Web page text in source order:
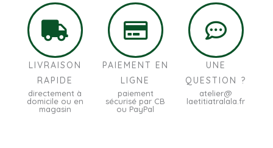
LIVRAISON
RAPIDE
directement à
domicile ou en
magasin
PAIEMENT EN
LIGNE
paiement
sécurisé par CB
ou PayPal
UNE
QUESTION ?
atelier@
laetitiatralala.fr